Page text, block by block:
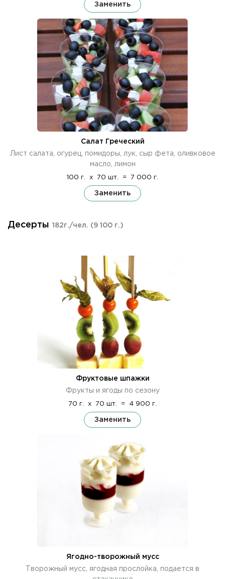
Заменить
Салат Греческий
Лист салата, огурец, помидоры, лук, сыр фета, оливковое
масло, лимон
100 г. x 70 шт. = 7 000 г.
Заменить
Десерты 182г./чел. (9 100 г.)
Фруктовые шпажки
Фрукты и ягоды по сезону
70 г. x 70 шт. = 4 900 г.
Заменить
Ягодно-творожный мусс
Творожный мусс, ягодная прослойка, подается в